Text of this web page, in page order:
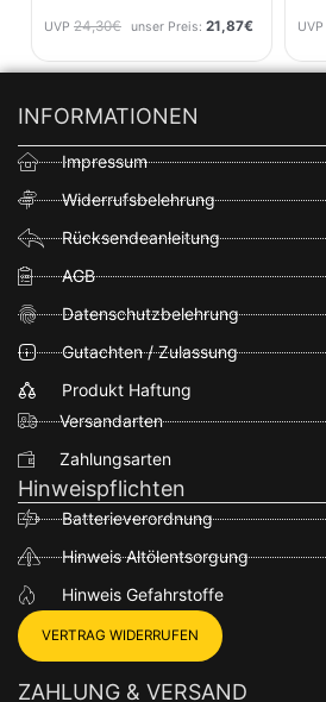
UVP 24,30€ unser Preis: 21,87€ UVP
INFORMATIONEN
Impressum
Widerrufsbelehrung
Rücksendeanleitung
AGB
Datenschutzbelehrung
Gutachten / Zulassung
Produkt Haftung
Versandarten
Zahlungsarten
Hinweispflichten
Batterieverordnung
Hinweis Altölentsorgung
Hinweis Gefahrstoffe
VERTRAG WIDERRUFEN
ZAHLUNG & VERSAND